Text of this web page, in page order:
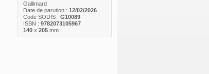
Gallimard
Date de parution : 12/02/2026
Code SODIS : G10089
ISBN : 9782073105967
140x 205mm